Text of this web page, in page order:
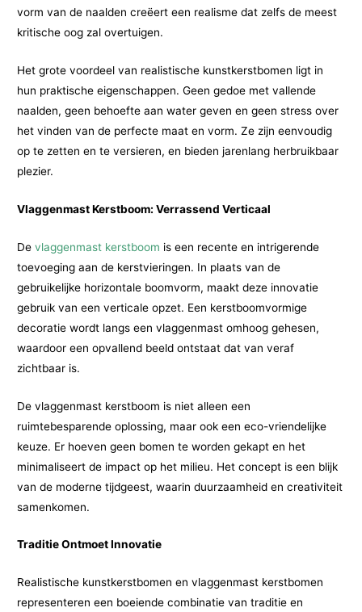
vorm van de naalden creëert een realisme dat zelfs de meest
kritische oog zal overtuigen.
Het grote voordeel van realistische kunstkerstbomen ligt in
hun praktische eigenschappen. Geen gedoe met vallende
naalden, geen behoefte aan water geven en geen stress over
het vinden van de perfecte maat en vorm. Ze zijn eenvoudig
op te zetten en te versieren, en bieden jarenlang herbruikbaar
plezier.
Vlaggenmast Kerstboom: Verrassend Verticaal
Devlaggenmast kerstboom is een recente en intrigerende
toevoeging aan de kerstvieringen. In plaats van de
gebruikelijke horizontale boomvorm, maakt deze innovatie
gebruik van een verticale opzet. Een kerstboomvormige
decoratie wordt langs een vlaggenmast omhoog gehesen,
waardoor een opvallend beeld ontstaat dat van veraf
zichtbaar is.
De vlaggenmast kerstboom is niet alleen een
ruimtebesparende oplossing, maar ook een eco-vriendelijke
keuze. Er hoeven geen bomen te worden gekapt en het
minimaliseert de impact op het milieu. Het concept is een blijk
van de moderne tijdgeest, waarin duurzaamheid en creativiteit
samenkomen.
Traditie Ontmoet Innovatie
Realistische kunstkerstbomen en vlaggenmast kerstbomen
representeren een boeiende combinatie van traditie en